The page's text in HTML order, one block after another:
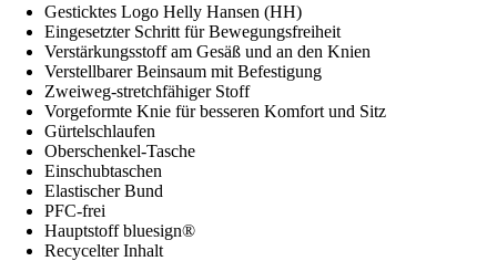
Gesticktes Logo Helly Hansen (HH)
Eingesetzter Schritt für Bewegungsfreiheit
Verstärkungsstoff am Gesäß und an den Knien
Verstellbarer Beinsaum mit Befestigung
Zweiweg-stretchfähiger Stoff
Vorgeformte Knie für besseren Komfort und Sitz
Gürtelschlaufen
Oberschenkel-Tasche
Einschubtaschen
Elastischer Bund
PFC-frei
Hauptstoff bluesign®
Recycelter Inhalt